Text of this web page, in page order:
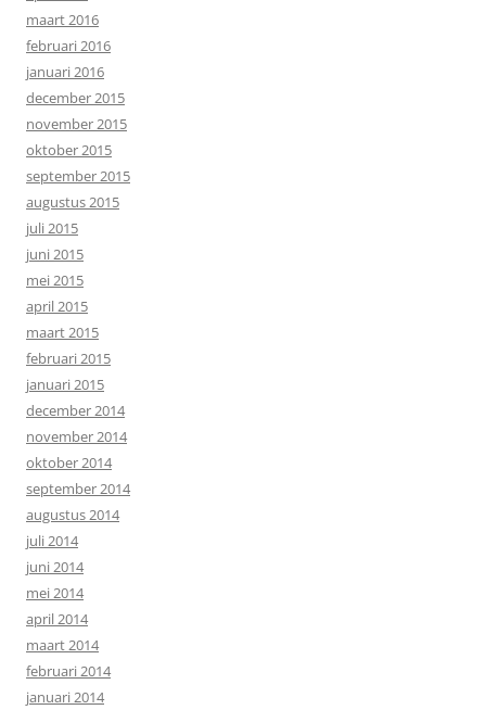
maart 2016
februari 2016
januari 2016
december 2015
november 2015
oktober 2015
september 2015
augustus 2015
juli 2015
juni 2015
mei 2015
april 2015
maart 2015
februari 2015
januari 2015
december 2014
november 2014
oktober 2014
september 2014
augustus 2014
juli 2014
juni 2014
mei 2014
april 2014
maart 2014
februari 2014
januari 2014